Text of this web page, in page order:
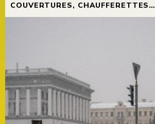
COUVERTURES, CHAUFFERETTES…